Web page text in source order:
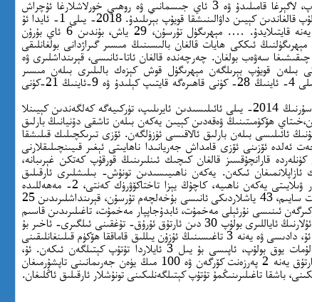
تەرىپىدىن 2017- يىلى 4- ئايدا تۇتۇلۇپ، لاگېرغا قامىلىدۇ ۋە 3 ئاي جىسمانىي ۋە روھىي خورلاشلارغا ئۇچراش
سەۋەبلىك تۇتقاقلىق كېسىلىگە گىرىپتار بولۇپ قالغاندىن كېيىن داۋالىنىشقا قويۇپ بېرىلىدۇ. 2018- يىلى 1- ئايدا ئۇ
3- قېتىم بۇ قاباھەتلىك لاگېر ھاياتىنى يەنە قايتىلايدۇ. …. مېھرىگۈل تۇرسۇن، 29 ياش، بۇندىن 6 ئاي بۇرۇن
ئىككى ھايات قالغان بالىسىنىڭ مىسىر گىراژدانى بولغانلىقى
سەۋەب بولغان. چەرچەندە قالغان ئاتا-ئانىسى، قېرىنداشلىرى ۋە
بىلەن قويۇپ بېرىلگەن مېھرىگۈل قوش كېزەك بالىلىرى بىلەن مىسىر
ئەلچىخانىسىنىڭ ھىمايىسىدە 2018- يىلى 4- ئاينىڭ 28- كۈنى قاھىرەگە قايتىپ كېلىدۇ ۋە 9-ئاينىڭ 21-كۈنى
« 20 ياشقا كىرگەن دېھقان بالىسى جەسۇرنىڭ 2014- يىلى ئائىلىسىدىن ئايرىلىپ، تۈركىيەگە كەلگەندىن كېيىنلا
ھۆكۈمىتىنىڭ ۋەقەدىن كېيىن يەكەن بىلەن تاشقى دۇنيانىڭ بارلىق
ئائىلىسى بىلەن بارلىق ئالاقىسى ئۈزۈلگەن. ئۆزى تىرىكچىلىك قىلىشقا
يىلدىن بۇيان چەت ئەلدە ئۆزىنى ئۆزى قامداش جەريانىدا ناھايىتى ئېغىر قىيىنچىلىقلارنى
قارانچۇقسىز قالغان كىچىك ئىنلىرىنىڭ قورقۇپ كەتكن غېرىبانە،
ئازاپلانمىغان ئىكەن. يەكەن ناھىيىسىدىن تونۇش- بىلىشلىرى ئارقىلىق
سۈرۈشتۈرۈپ ئېنىقلىشىچە، ئۇنىڭ قەشقەر ۋىلايىتى يەكەن ناھىيە، كاچۇڭ يېزا تاختاكۆۋرۈك كەنتى، 2- مەھەللىدە
ئولتۇرۇشلۇق، 45 ياشلىق دادىسى مەخمۇت سايىم، 43 ياشلاردىكى ئانىسى بۇخەلچەم تۇرسۇن، قېرىنداشلىرىدىن 25
بۇرانەم مەخمۇت، 20 ياشقا كىرگەن ئىنىسى نۇرئېلى مەخمۇت، ئابدۇجاپپار مەخمۇت، تاغىلىرىدىن قاسىم
سايىم، ھېكىم سايىم، ئابلىمىت سايىم ۋە ئۇلارنىڭ ئاياللىرى بولۇپ 30 دىن ئارتۇق ئۇرۇق- تۇغقىنى ئىلگىرى- ئاخىر بۇ
يىل ئىچىدە لاگېر ۋە تۈرمىلەرگە قامالغان. ئۇ، دادىسى ۋە يەنە 3 تاغىسىنىڭ ئۇزۇن يىللىق قاماققا ھۆكۈم قىلىنغانلىقىنى
ئاڭلىغان. ئەمما ئۇلار ھەققىدە ئېنىق مەلۇمات يوق بولۇپ، ئاپىسى بۇ يىل 3 ئايلاردا تۇتۇپ كېتىلگەن ئىكەن. ئۇ،
دائىرىلەرنىڭ ئۇنىڭ دادىسىنى پىلاندىن ئارتۇق يەنە 2 پەرزەنت كۆرگەن ۋە 100 مىڭ يۈەن جەرىمانىنى تاپشۇرمىغان
باشقا تاغىلىرىنىڭمۇ تۇتۇپ كېتىلگەنلىكىنى تونۇشلار ئارقىلىق ئاڭلىغان.